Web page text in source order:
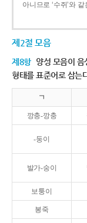
아니므로 ‘수쥐’와
제2절 모음
제8항 양성 모음이
형태를 표준어로 삼는
ㄱ
깡충-깡충
-둥이
발가-숭이
보퉁이
봉죽